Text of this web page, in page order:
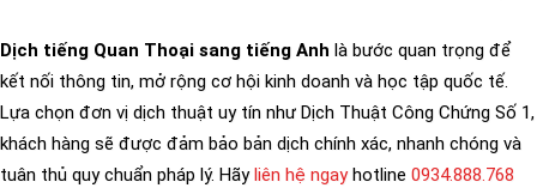
Dịch tiếng Quan Thoại sang tiếng Anh là bước quan trọng để
kết nối thông tin, mở rộng cơ hội kinh doanh và học tập quốc tế.
Lựa chọn đơn vị dịch thuật uy tín như Dịch Thuật Công Chứng Số 1,
khách hàng sẽ được đảm bảo bản dịch chính xác, nhanh chóng và
tuân thủ quy chuẩn pháp lý. Hãyliên hệ ngayhotline 0934.888.768